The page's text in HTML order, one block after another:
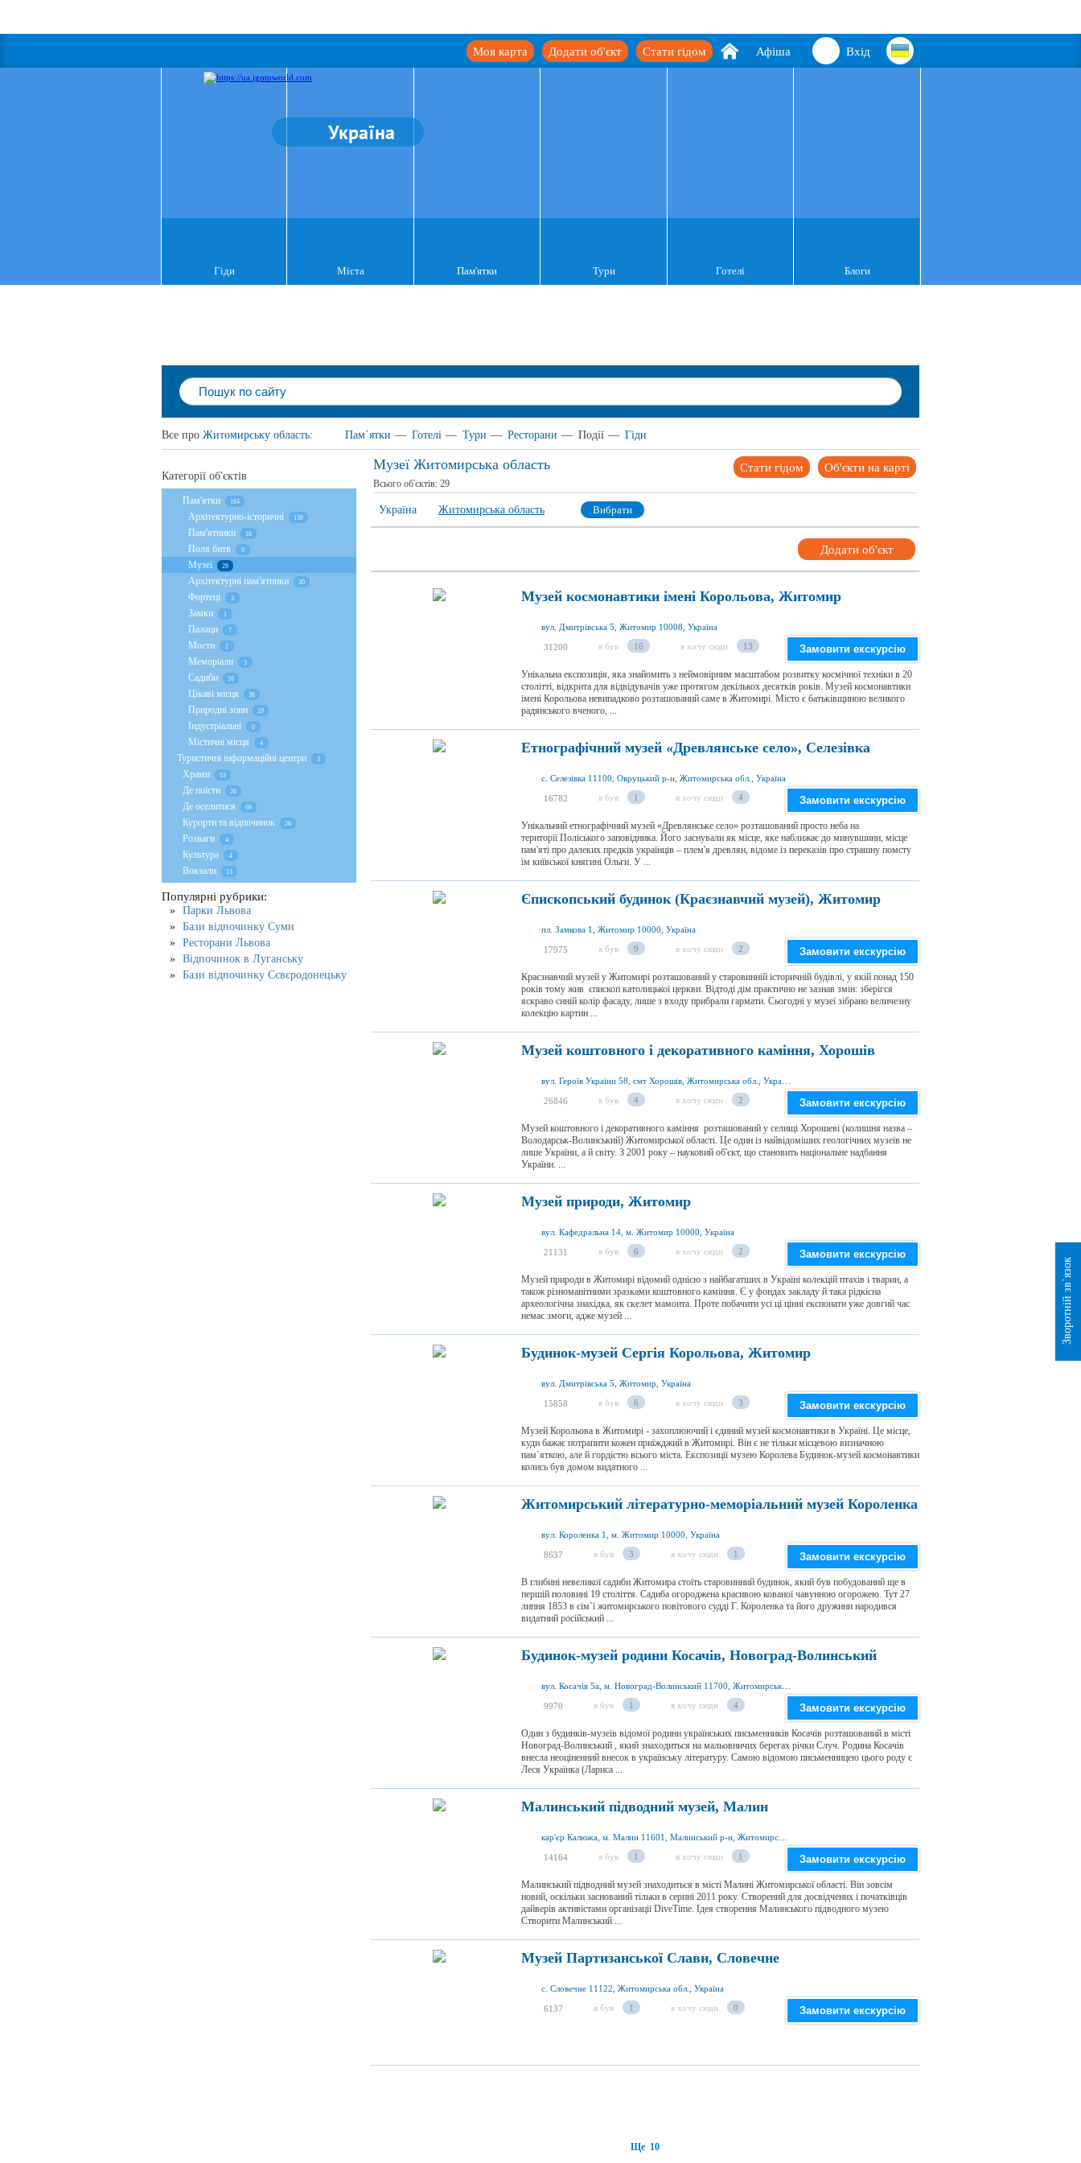
Вхід
Афіша
Стати гідом
Додати об'єкт
Моя карта
Україна
Гіди Міста Пам'ятки Тури Готелі Блоги
Все про Житомирську область: Пам`ятки — Готелі — Тури — Ресторани — Події — Гіди
Музеї Житомирська область Об'єкти на карті
Стати гідом
Всього об'єктів: 29
Україна Житомирська область Вибрати
Додати об'єкт
Музей космонавтики імені Корольова, Житомир
вул. Дмитрівська 5, Житомир 10008, Україна
31200 я був 16 я хочу сюди 13 Замовити екскурсію
Унікальна експозиція, яка знайомить з неймовірним масштабом розвитку космічної техніки в 20
столітті, відкрита для відвідувачів уже протягом декількох десятків років. Музей космонавтики
імені Корольова невипадково розташований саме в Житомирі. Місто є батьківщиною великого
радянського вченого, ...
Етнографічний музей «Древлянське село», Селезівка
с. Селезівка 11100, Овруцький р-н, Житомирська обл., Україна
16782 я був 1 я хочу сюди 4 Замовити екскурсію
Унікальний етнографічний музей «Древлянське село» розташований просто неба на
території Поліського заповідника. Його заснували як місце, яке наближає до минувшини, місце
пам'яті про далеких предків українців – плем'я древлян, відоме із переказів про страшну помсту
їм київської княгині Ольги. У ...
Єпископський будинок (Краєзнавчий музей), Житомир
пл. Замкова 1, Житомир 10000, Україна
17975 я був 9 я хочу сюди 2 Замовити екскурсію
Краєзнавчий музей у Житомирі розташований у старовинній історичній будівлі, у якій понад 150
років тому жив єпископ католицької церкви. Відтоді дім практично не зазнав змін: зберігся
яскраво синій колір фасаду, лише з входу прибрали гармати. Сьогодні у музеї зібрано величезну
колекцію картин ...
Музей коштовного і декоративного каміння, Хорошів
26846 я був 4 я хочу сюди 2 Замовити екскурсію
Музей коштовного і декоративного каміння розташований у селищі Хорошеві (колишня назва –
Володарськ-Волинський) Житомирської області. Це один із найвідоміших геологічних музеїв не
лише України, а й світу. З 2001 року – науковий об'єкт, що становить національне надбання
України. ...
Музей природи, Житомир
вул. Кафедральна 14, м. Житомир 10000, Україна
21131 я був 6 я хочу сюди 2 Замовити екскурсію
Музей природи в Житомирі відомий однією з найбагатших в Україні колекцій птахів і тварин, а
також різноманітними зразками коштовного каміння. Є у фондах закладу й така рідкісна
археологічна знахідка, як скелет мамонта. Проте побачити усі ці цінні експонати уже довгий час
немає змоги, адже музей ...
Будинок-музей Сергія Корольова, Житомир
вул. Дмитрівська 5, Житомир, Україна
15858 я був 6 я хочу сюди 3 Замовити екскурсію
Музей Корольова в Житомирі - захоплюючий і єдиний музей космонавтики в Україні. Це місце,
куди бажає потрапити кожен приїжджий в Житомирі. Він є не тільки місцевою визначною
пам`яткою, але й гордістю всього міста. Експозиції музею Королева Будинок-музей космонавтики
колись був домом видатного ...
Житомирський літературно-меморіальний музей Короленка
вул. Короленка 1, м. Житомир 10000, Україна
8637 я був 3 я хочу сюди 1 Замовити екскурсію
В глибині невеликої садиби Житомира стоїть старовинний будинок, який був побудований ще в
першій половині 19 століття. Садиба огороджена красивою кованої чавунною огорожею. Тут 27
липня 1853 в сім`ї житомирського повітового судді Г. Короленка та його дружини народився
видатний російський ...
Будинок-музей родини Косачів, Новоград-Волинський
9970 я був 1 я хочу сюди 4 Замовити екскурсію
Один з будинків-музеїв відомої родини українських письменників Косачів розташований в місті
Новоград-Волинський , який знаходиться на мальовничих берегах річки Случ. Родина Косачів
внесла неоціненний внесок в українську літературу. Самою відомою письменницею цього роду є
Леся Українка (Лариса ...
Малинський підводний музей, Малин
14164 я був 1 я хочу сюди 1 Замовити екскурсію
Малинський підводний музей знаходиться в місті Малині Житомирської області. Він зовсім
новий, оскільки заснований тільки в серпні 2011 року. Створений для досвідчених і початківців
дайверів активістами організації DiveTime. Ідея створення Малинського підводного музею
Створити Малинський ...
Музей Партизанської Слави, Словечне
с. Словечне 11122, Житомирська обл., Україна
6137 я був 1 я хочу сюди 0 Замовити екскурсію
Ще 10
Категорії об'єктів
Пам'ятки 164
Архітектурно-історичні 139
Пам'ятники 18
Поля битв 0
Музеї 29
Архітектурні пам'ятники 30
Фортеці 3
Замки 1
Палаци 7
Мости 2
Меморіали 3
Садиби 16
Цікаві місця 36
Природні зони 19
Індустріальні 0
Містичні місця 4
Туристичні інформаційні центри 3
Храми 53
Де поїсти 26
Де оселитися 69
Курорти та відпочинок 26
Розваги 4
Культура 4
Вокзали 13
Популярні рубрики:
Парки Львова
Бази відпочинку Суми
Ресторани Львова
Відпочинок в Луганську
Бази відпочинку Сєвєродонецьку
Зворотній зв`язок